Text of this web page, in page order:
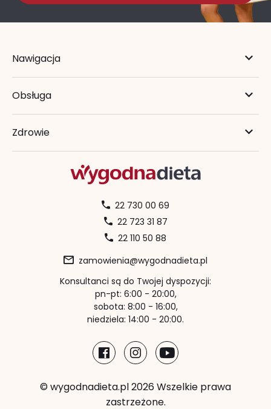
Nawigacja
Obsługa
Zdrowie
22 730 00 69
22 723 31 87
22 110 50 88
zamowienia@wygodnadieta.pl
Konsultanci są do Twojej dyspozycji:
pn-pt: 6:00 - 20:00,
sobota: 8:00 - 16:00,
niedziela: 14:00 - 20:00.
© wygodnadieta.pl 2026 Wszelkie prawa
zastrzeżone.